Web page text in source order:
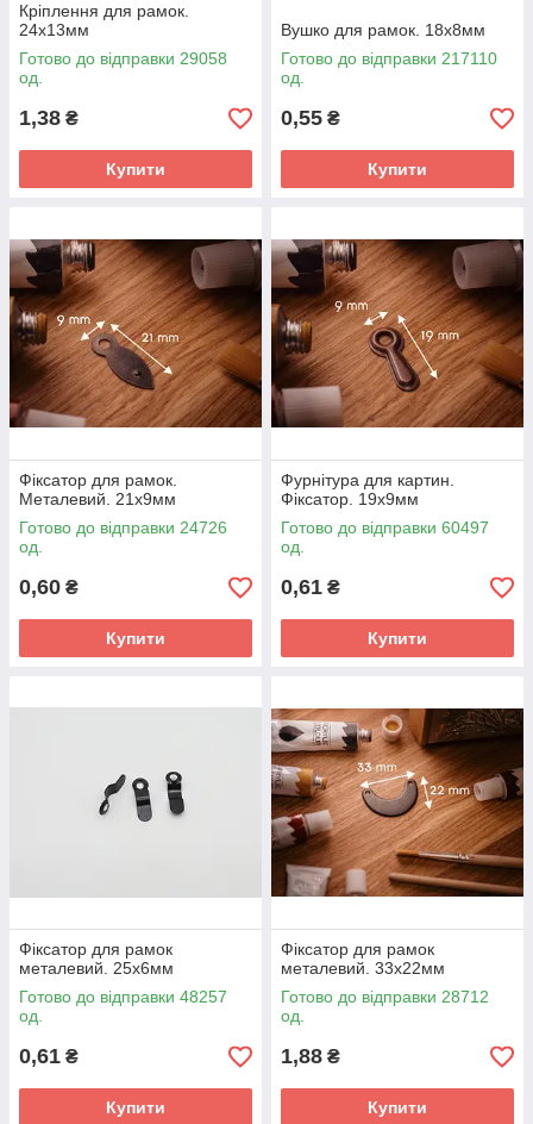
Кріплення для рамок.
24х13мм
Готово до відправки 29058
од.
1,38 ₴
Купити
Вушко для рамок. 18х8мм
Готово до відправки 217110
од.
0,55 ₴
Купити
Фіксатор для рамок.
Металевий. 21х9мм
Готово до відправки 24726
од.
0,60 ₴
Купити
Фурнітура для картин.
Фіксатор. 19х9мм
Готово до відправки 60497
од.
0,61 ₴
Купити
Фіксатор для рамок
металевий. 25х6мм
Готово до відправки 48257
од.
0,61 ₴
Купити
Фіксатор для рамок
металевий. 33х22мм
Готово до відправки 28712
од.
1,88 ₴
Купити